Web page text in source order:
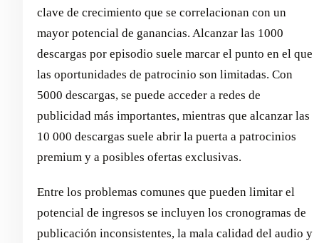
clave de crecimiento que se correlacionan con un
mayor potencial de ganancias. Alcanzar las 1000
descargas por episodio suele marcar el punto en el que
las oportunidades de patrocinio son limitadas. Con
5000 descargas, se puede acceder a redes de
publicidad más importantes, mientras que alcanzar las
10 000 descargas suele abrir la puerta a patrocinios
premium y a posibles ofertas exclusivas.
Entre los problemas comunes que pueden limitar el
potencial de ingresos se incluyen los cronogramas de
publicación inconsistentes, la mala calidad del audio y